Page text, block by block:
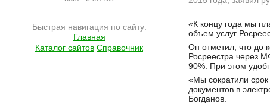
Быстрая навигация по сайту:
Главная
Каталог сайтов Справочник
«К концу года мы
объем услуг
Он отметил, что до
Росреестра через
90%. При этом
«Мы сократили срок
документов в
Богданов.